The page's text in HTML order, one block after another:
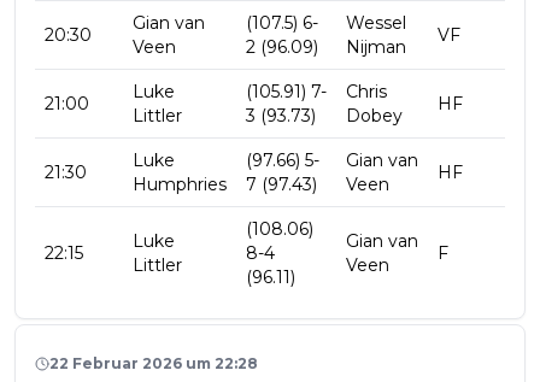
20:30
Gian van
Veen
(107.5) 6-
2 (96.09)
Wessel
Nijman
VF
21:00
Luke
Littler
(105.91) 7-
3 (93.73)
Chris
Dobey
HF
21:30
Luke
Humphries
(97.66) 5-
7 (97.43)
Gian van
Veen
HF
22:15
Luke
Littler
(108.06)
8-4
(96.11)
Gian van
Veen
F
22 Februar 2026 um 22:28